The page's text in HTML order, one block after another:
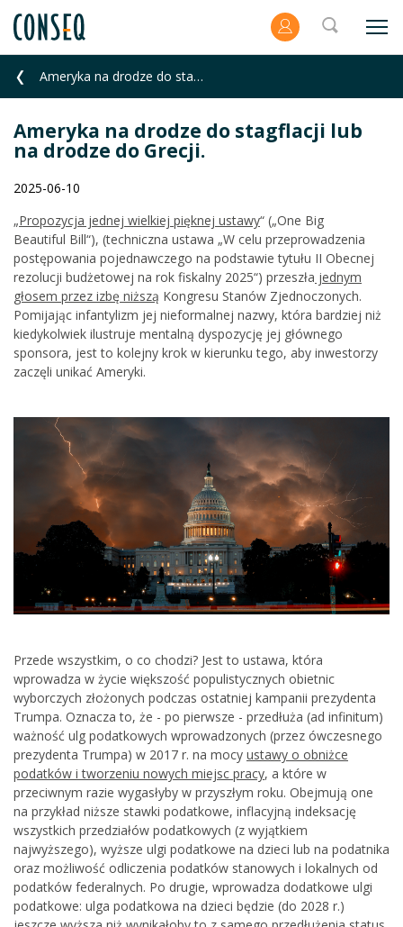
Ameryka na drodze do stagflacji lub na drodze do Grecji.
Ameryka na drodze do stagflacji lub
na drodze do Grecji.
2025-06-10
„Propozycja jednej wielkiej pięknej ustawy“ („One Big
Beautiful Bill“), (techniczna ustawa „W celu przeprowadzenia
postępowania pojednawczego na podstawie tytułu II Obecnej
rezolucji budżetowej na rok fiskalny 2025“) przeszła jednym
głosem przez izbę niższą Kongresu Stanów Zjednoczonych.
Pomijając infantylizm jej nieformalnej nazwy, która bardziej niż
kiedykolwiek ilustruje mentalną dyspozycję jej głównego
sponsora, jest to kolejny krok w kierunku tego, aby inwestorzy
zaczęli unikać Ameryki.
Przede wszystkim, o co chodzi? Jest to ustawa, która
wprowadza w życie większość populistycznych obietnic
wyborczych złożonych podczas ostatniej kampanii prezydenta
Trumpa. Oznacza to, że - po pierwsze - przedłuża (ad infinitum)
ważność ulg podatkowych wprowadzonych (przez ówczesnego
prezydenta Trumpa) w 2017 r. na mocy ustawy o obniżce
podatków i tworzeniu nowych miejsc pracy, a które w
przeciwnym razie wygasłyby w przyszłym roku. Obejmują one
na przykład niższe stawki podatkowe, inflacyjną indeksację
wszystkich przedziałów podatkowych (z wyjątkiem
najwyższego), wyższe ulgi podatkowe na dzieci lub na podatnika
oraz możliwość odliczenia podatków stanowych i lokalnych od
podatków federalnych. Po drugie, wprowadza dodatkowe ulgi
podatkowe: ulga podatkowa na dzieci będzie (do 2028 r.)